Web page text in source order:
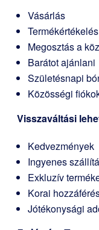
Vásárlás
Megosztás a
Barátot ajánlani
Születésnapi
Közösségi
Visszaváltási
Kedvezmények
Ingyenes
Exkluzív
Korai
Jótékonysági